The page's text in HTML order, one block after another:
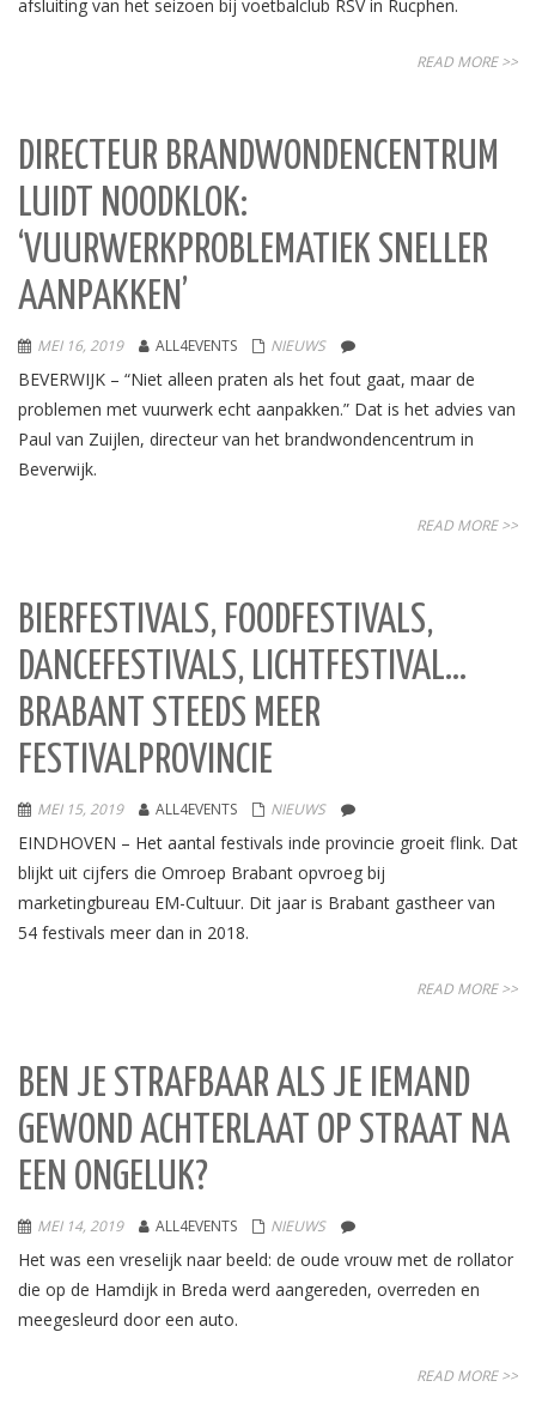
afsluiting van het seizoen bij voetbalclub RSV in Rucphen.
READ MORE >>
DIRECTEUR BRANDWONDENCENTRUM
LUIDT NOODKLOK:
‘VUURWERKPROBLEMATIEK SNELLER
AANPAKKEN’
MEI 16, 2019 ALL4EVENTS NIEUWS
BEVERWIJK – “Niet alleen praten als het fout gaat, maar de
problemen met vuurwerk echt aanpakken.” Dat is het advies van
Paul van Zuijlen, directeur van het brandwondencentrum in
Beverwijk.
READ MORE >>
BIERFESTIVALS, FOODFESTIVALS,
DANCEFESTIVALS, LICHTFESTIVAL…
BRABANT STEEDS MEER
FESTIVALPROVINCIE
MEI 15, 2019 ALL4EVENTS NIEUWS
EINDHOVEN – Het aantal festivals inde provincie groeit flink. Dat
blijkt uit cijfers die Omroep Brabant opvroeg bij
marketingbureau EM-Cultuur. Dit jaar is Brabant gastheer van
54 festivals meer dan in 2018.
READ MORE >>
BEN JE STRAFBAAR ALS JE IEMAND
GEWOND ACHTERLAAT OP STRAAT NA
EEN ONGELUK?
MEI 14, 2019 ALL4EVENTS NIEUWS
Het was een vreselijk naar beeld: de oude vrouw met de rollator
die op de Hamdijk in Breda werd aangereden, overreden en
meegesleurd door een auto.
READ MORE >>